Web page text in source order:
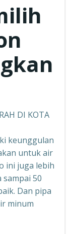
DI KOTA
keunggulan
untuk air
ini juga lebih
50
Dan pipa
minum